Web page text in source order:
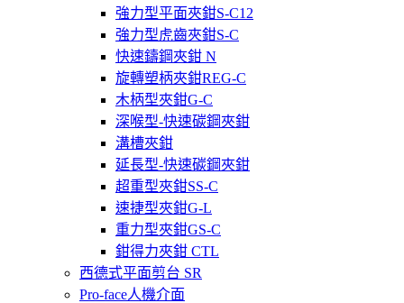
強力型平面夾鉗S-C12
強力型虎齒夾鉗S-C
快速鑄鋼夾鉗 N
旋轉塑柄夾鉗REG-C
木柄型夾鉗G-C
深喉型-快速碳鋼夾鉗
溝槽夾鉗
延長型-快速碳鋼夾鉗
超重型夾鉗SS-C
速捷型夾鉗G-L
重力型夾鉗GS-C
鉗得力夾鉗 CTL
西德式平面剪台 SR
Pro-face人機介面